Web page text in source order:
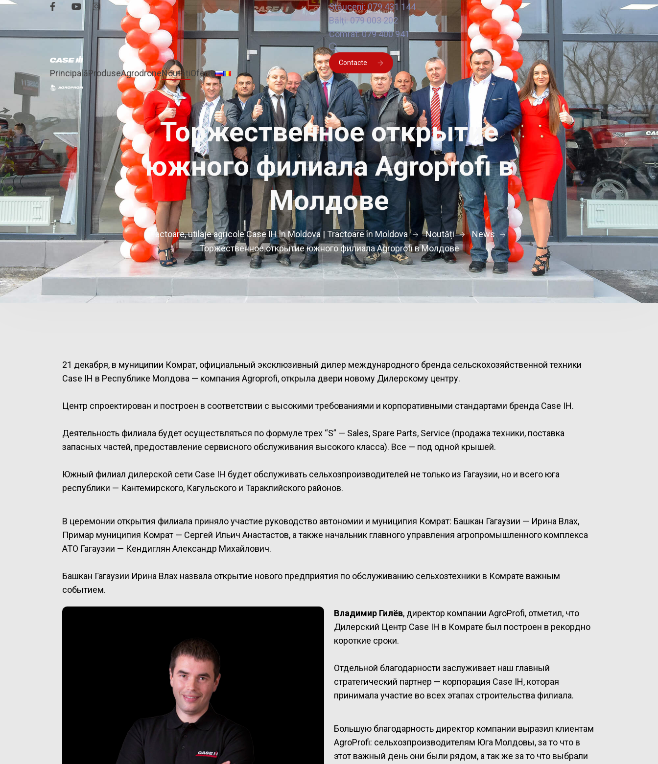
Stăuceni: 079 431 144
Bălți: 079 003 202
Comrat: 079 400 941
PrincipalăProduseAgrodroneNoutățiOferte
Contacte
Торжественное открытие
южного филиала Agroprofi в
Молдове
Tractoare, utilaje agricole Case IH în Moldova | Tractoare în Moldova Noutăți
News
Торжественное открытие южного филиала Agroprofi в Молдове
21 декабря, в муниципии Комрат, официальный эксклюзивный дилер международного бренда сельскохозяйственной техники
Case IH в Республике Молдова — компания Agroprofi, открыла двери новому Дилерскому центру.
Центр спроектирован и построен в соответствии с высокими требованиями и корпоративными стандартами бренда Case IH.
Деятельность филиала будет осуществляться по формуле трех “S” — Sales, Spare Parts, Service (продажа техники, поставка
запасных частей, предоставление сервисного обслуживания высокого класса). Все — под одной крышей.
Южный филиал дилерской сети Case IH будет обслуживать сельхозпроизводителей не только из Гагаузии, но и всего юга
республики — Кантемирского, Кагульского и Тараклийского районов.
В церемонии открытия филиала приняло участие руководство автономии и муниципия Комрат: Башкан Гагаузии — Ирина Влах,
Примар муниципия Комрат — Сергей Ильич Анастастов, а также начальник главного управления агропромышленного комплекса
АТО Гагаузии — Кендиглян Александр Михайлович.
Башкан Гагаузии Ирина Влах назвала открытие нового предприятия по обслуживанию сельхозтехники в Комрате важным
событием.
Владимир Гилёв, директор компании AgroProfi, отметил, что
Дилерский Центр Case IH в Комрате был построен в рекордно
короткие сроки.
Отдельной благодарности заслуживает наш главный
стратегический партнер — корпорация Case IH, которая
принимала участие во всех этапах строительства филиала.
Большую благодарность директор компании выразил клиентам
AgroProfi: сельхозпроизводителям Юга Молдовы, за то что в
этот важный день они были рядом, а так же за то что выбрали